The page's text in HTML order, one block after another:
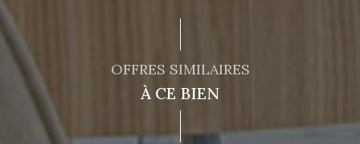
OFFRES SIMILAIRES
À CE BIEN